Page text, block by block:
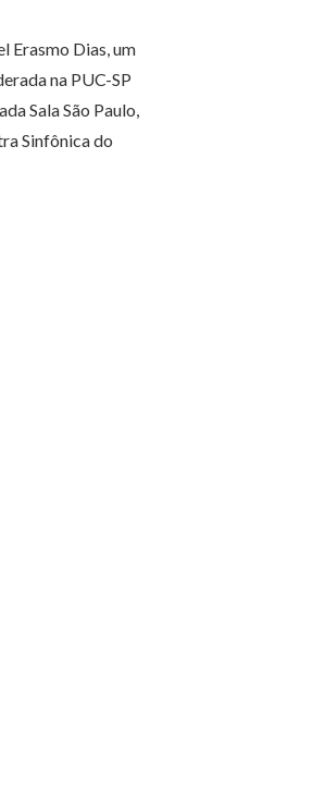
Erasmo Dias, um
na PUC-SP
Sala São Paulo,
Sinfônica do